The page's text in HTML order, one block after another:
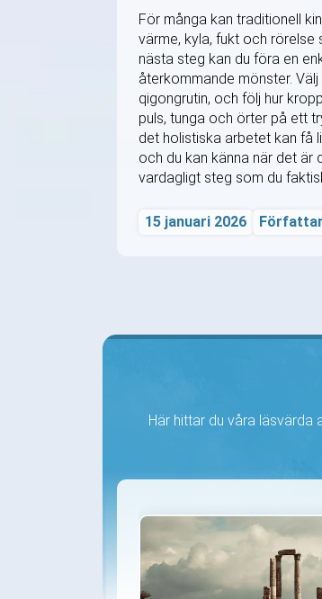
För många kan traditionell
värme, kyla, fukt och
nästa steg kan du föra en
återkommande mönster.
qigongrutin, och följ hur
puls, tunga och örter på ett
det holistiska arbetet kan få
och du kan känna när det är
vardagligt steg som du
15 januari 2026
Här hittar du våra läsvärda